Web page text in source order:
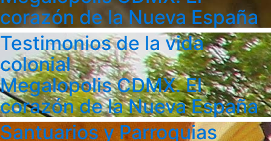
corazón de la Nueva España
Testimonios de la vida
colonial
Megalopolis CDMX. El
corazón de la Nueva España
Santuarios y Parroquias